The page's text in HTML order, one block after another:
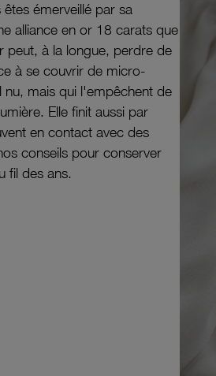
émerveillé par sa
alliance en or 18 carats que
peut, à la longue, perdre de
à se couvrir de micro-
mais qui l'empêchent de
Elle finit aussi par
en contact avec des
conseils pour conserver
fil des ans.